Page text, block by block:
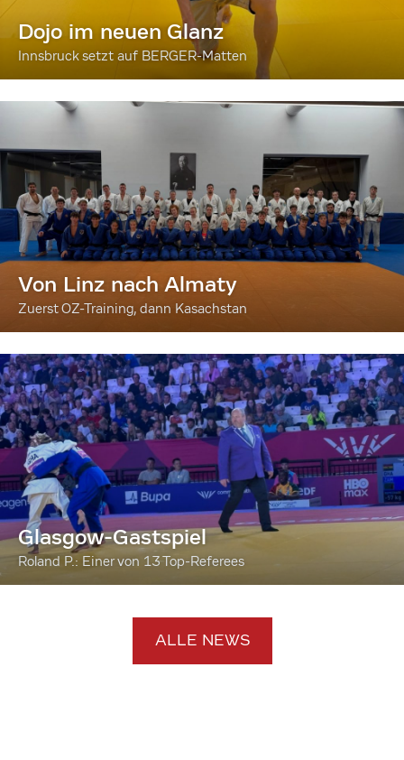
Dojo im neuen Glanz
Innsbruck setzt auf BERGER-Matten
Von Linz nach Almaty
Zuerst OZ-Training, dann Kasachstan
Glasgow-Gastspiel
Roland P.: Einer von 13 Top-Referees
ALLE NEWS